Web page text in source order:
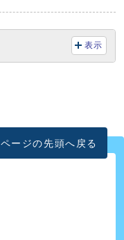
表示
ページの先頭へ戻る